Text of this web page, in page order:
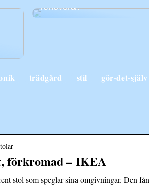
renovera?
trädgård stil gör-det-själv
förkromad – IKEA
stol som speglar sina omgivningar. Den